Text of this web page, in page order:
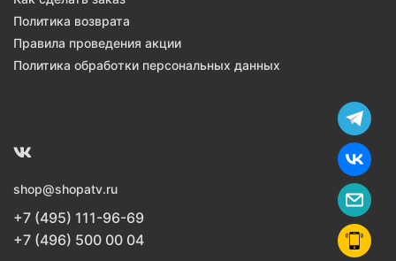
Политика возврата
Правила проведения акции
Политика обработки персональных данных
shop@shopatv.ru
+7 (495) 111-96-69
+7 (496) 500 00 04